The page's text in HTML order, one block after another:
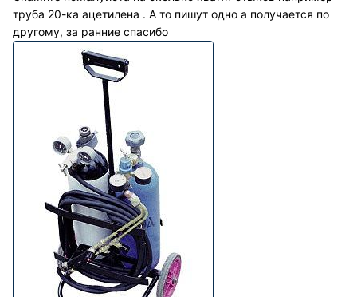
труба 20-ка ацетилена . А то пишут одно а получается по
другому, за ранние спасибо